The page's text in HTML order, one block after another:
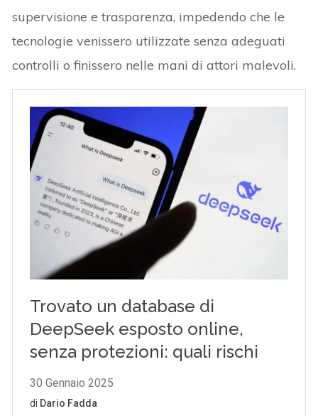
supervisione e trasparenza, impedendo che le
tecnologie venissero utilizzate senza adeguati
controlli o finissero nelle mani di attori malevoli.